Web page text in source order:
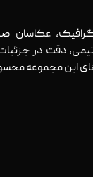
عکاسان
دقت در جزئیات
این مجموعه